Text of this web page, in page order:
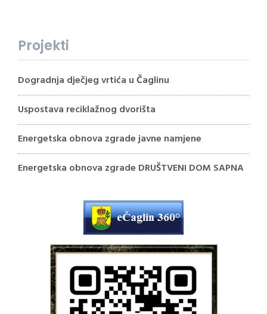
Projekti
Dogradnja dječjeg vrtića u Čaglinu
Uspostava reciklažnog dvorišta
Energetska obnova zgrade javne namjene
Energetska obnova zgrade DRUŠTVENI DOM SAPNA